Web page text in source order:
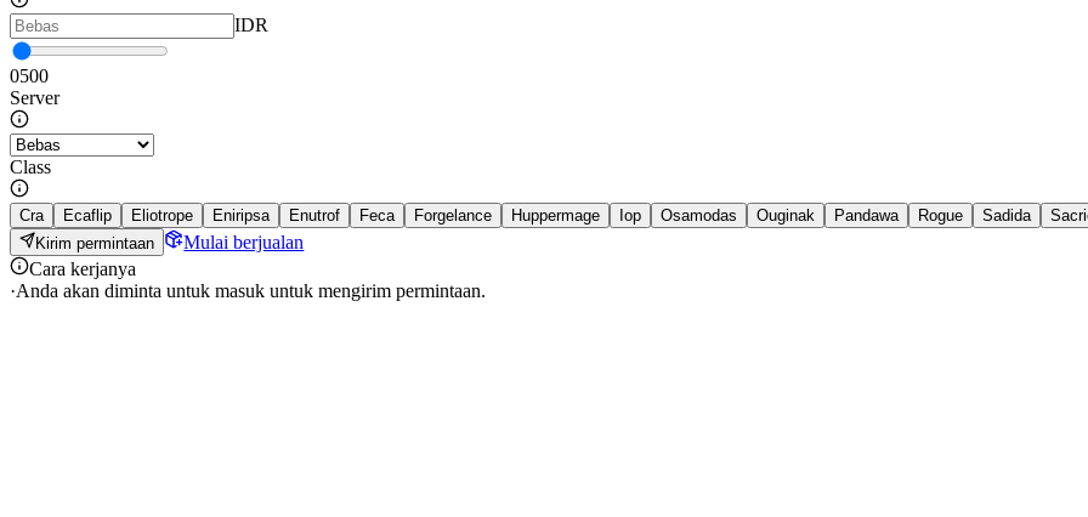
IDR
0500
Server
Class
Cra Ecaflip Eliotrope Eniripsa Enutrof Feca Forgelance Huppermage Iop Osamodas Ouginak Pandawa Rogue Sadida
Kirim permintaan
Mulai berjualan
Cara kerjanya
·Anda akan diminta untuk masuk untuk mengirim permintaan.